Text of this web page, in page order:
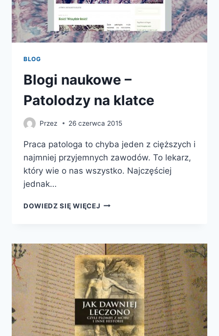
BLOG
Blogi naukowe –
Patolodzy na klatce
Przez 26 czerwca 2015
Praca patologa to chyba jeden z cięższych i
najmniej przyjemnych zawodów. To lekarz,
który wie o nas wszystko. Najczęściej
jednak…
DOWIEDZ SIĘ WIĘCEJ BLOGI
NA
KLATCE